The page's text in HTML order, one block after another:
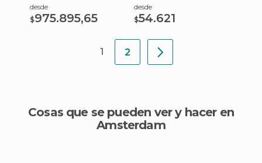
desde
$975.895,65
desde
$54.621
1 2
Cosas que se pueden ver y hacer en
Amsterdam